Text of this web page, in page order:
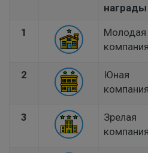
награды
1
Молодая
компания
2
Юная
компания
3
Зрелая
компания